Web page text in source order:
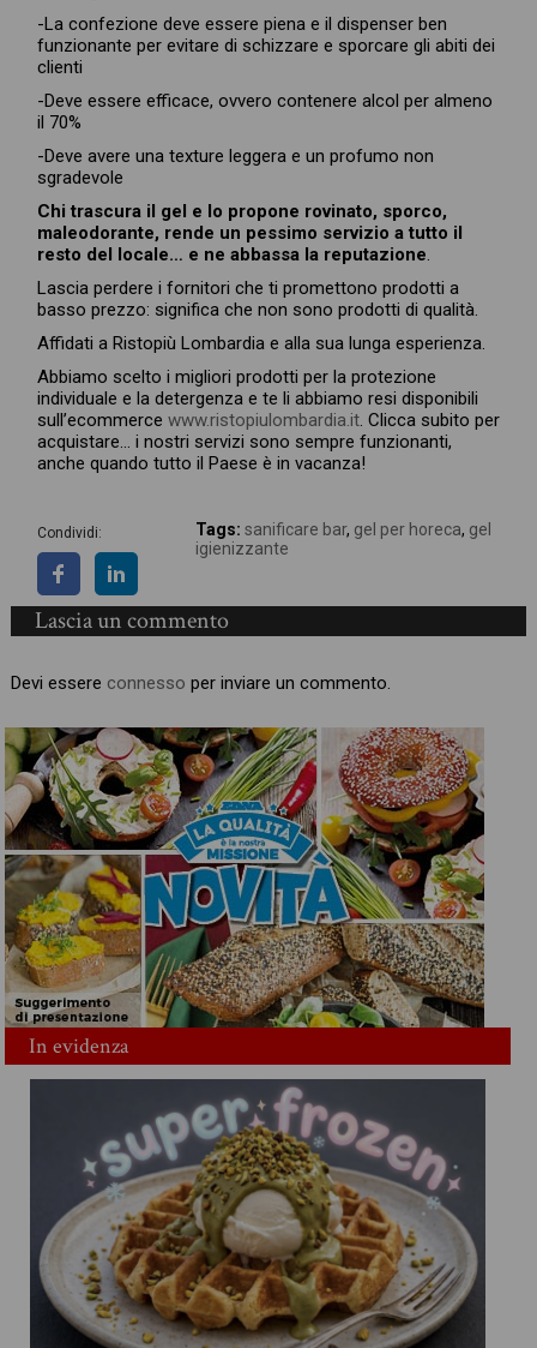
-La confezione deve essere piena e il dispenser ben
funzionante per evitare di schizzare e sporcare gli abiti dei
clienti
-Deve essere efficace, ovvero contenere alcol per almeno
il 70%
-Deve avere una texture leggera e un profumo non
sgradevole
Chi trascura il gel e lo propone rovinato, sporco,
maleodorante, rende un pessimo servizio a tutto il
resto del locale… e ne abbassa la reputazione.
Lascia perdere i fornitori che ti promettono prodotti a
basso prezzo: significa che non sono prodotti di qualità.
Affidati a Ristopiù Lombardia e alla sua lunga esperienza.
Abbiamo scelto i migliori prodotti per la protezione
individuale e la detergenza e te li abbiamo resi disponibili
sull’ecommerce www.ristopiulombardia.it. Clicca subito per
acquistare… i nostri servizi sono sempre funzionanti,
anche quando tutto il Paese è in vacanza!
Condividi: Tags: sanificare bar, gel per horeca, gel
igienizzante
Lascia un commento
Devi essere connesso per inviare un commento.
In evidenza